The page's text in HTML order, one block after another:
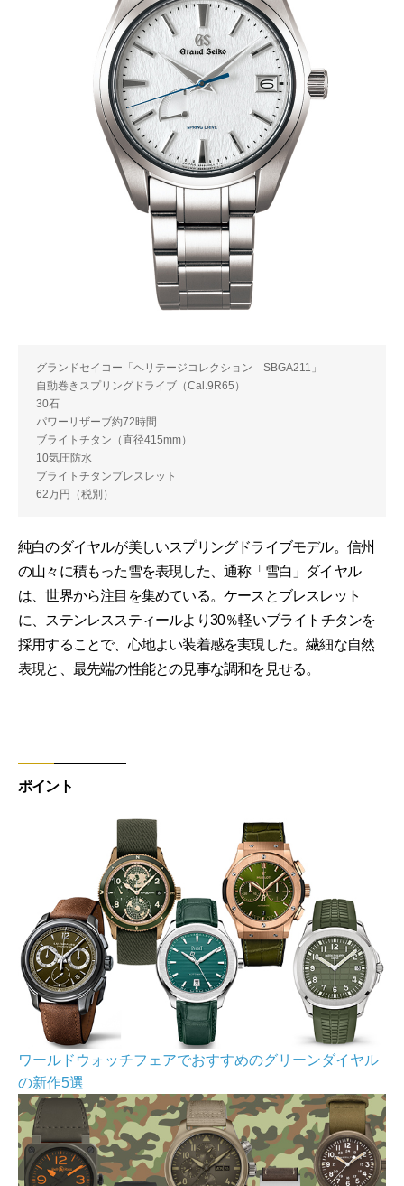
グランドセイコー「ヘリテージコレクション SBGA211」
自動巻きスプリングドライブ（Cal.9R65）
30石
パワーリザーブ約72時間
ブライトチタン（直径415mm）
10気圧防水
ブライトチタンブレスレット
62万円（税別）
純白のダイヤルが美しいスプリングドライブモデル。信州
の山々に積もった雪を表現した、通称「雪白」ダイヤル
は、世界から注目を集めている。ケースとブレスレット
に、ステンレススティールより30％軽いブライトチタンを
採用することで、心地よい装着感を実現した。繊細な自然
表現と、最先端の性能との見事な調和を見せる。
ポイント
ワールドウォッチフェアでおすすめのグリーンダイヤル
の新作5選